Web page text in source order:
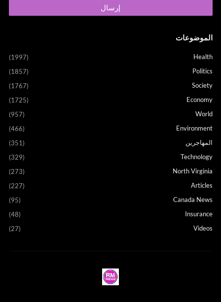
الموضوعات
Health
(1997)
Politics
(1857)
Society
(1767)
Economy
(1725)
World
(957)
Environment
(466)
المهاجرين
(351)
Technology
(329)
North Virginia
(273)
Articles
(227)
Canada News
(95)
Insurance
(48)
Videos
(27)